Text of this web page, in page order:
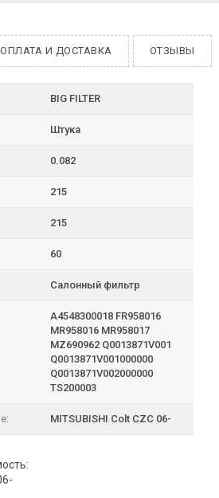
ОПЛАТА И ДОСТАВКА ОТЗЫВЫ
BIG FILTER
Штука
0.082
215
215
60
Салонный фильтр
A4548300018 FR958016
MR958016 MR958017
MZ690962 Q0013871V001
Q0013871V001000000
Q0013871V002000000
TS200003
MITSUBISHI Colt CZC 06-